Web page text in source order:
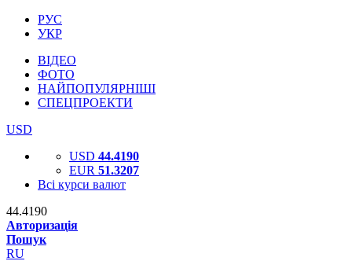
РУС
УКР
ВІДЕО
ФОТО
НАЙПОПУЛЯРНІШІ
СПЕЦПРОЕКТИ
USD
USD 44.4190
EUR 51.3207
Всі курси валют
44.4190
Авторизація
Пошук
RU